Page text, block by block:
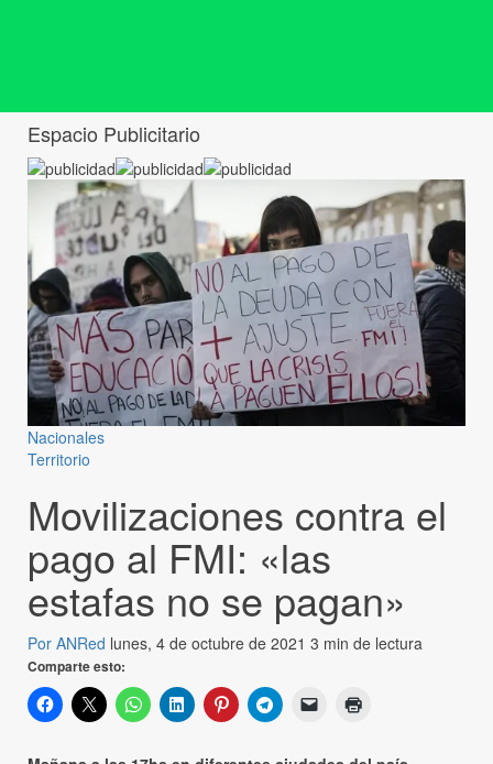
Espacio Publicitario
Nacionales
Territorio
Movilizaciones contra el
pago al FMI: «las
estafas no se pagan»
Por ANRed lunes, 4 de octubre de 2021 3 min de lectura
Comparte esto: